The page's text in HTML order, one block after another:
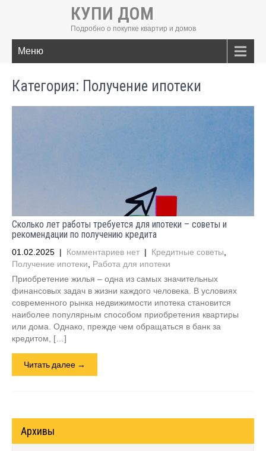
КУПИ ДОМ
Подробно о покупке квартир и домов
Меню
Категория: Получение ипотеки
Сколько лет работы требуется для ипотеки – советы и
рекомендации по получению кредита
01.02.2025 | Комментариев нет | Кредитные советы
Получение ипотеки
Работа для ипотеки
Приобретение жилья – одна из самых значительных
финансовых задач в жизни каждого человека. В условиях
современного рынка недвижимости ипотека становится
наиболее популярным способом приобретения квартиры
или дома. Однако, прежде чем обращаться в банк за
кредитом, […]
Читать далее →
Архивы